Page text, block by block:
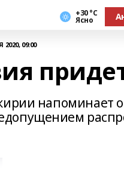
+30 °С
Ясно
2020, 09:00
напоминает о